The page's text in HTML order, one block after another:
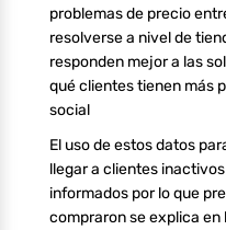
problemas de precio
resolverse a nivel de
responden mejor a las
qué clientes tienen más
social
El uso de estos datos
llegar a clientes
informados por lo que
compraron se explica en